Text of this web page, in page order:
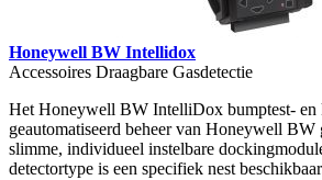
Honeywell BW Intellidox
Accessoires Draagbare Gasdetectie
Het Honeywell BW IntelliDox bumptest- en
geautomatiseerd beheer van Honeywell BW
slimme, individueel instelbare
detectortype is een specifiek nest